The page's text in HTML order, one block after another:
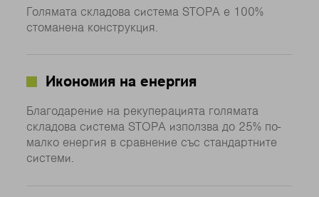
Голямата складова система STOPA е 100%
стоманена конструкция.
Икономия на енергия
Благодарение на рекуперацията голямата
складова система STOPA използва до 25% по-
малко енергия в сравнение със стандартните
системи.